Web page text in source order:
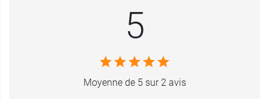
5
Moyenne de 5 sur 2 avis